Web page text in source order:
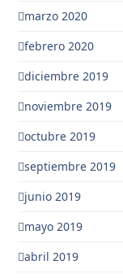
marzo 2020
febrero 2020
diciembre 2019
noviembre 2019
octubre 2019
septiembre 2019
junio 2019
mayo 2019
abril 2019